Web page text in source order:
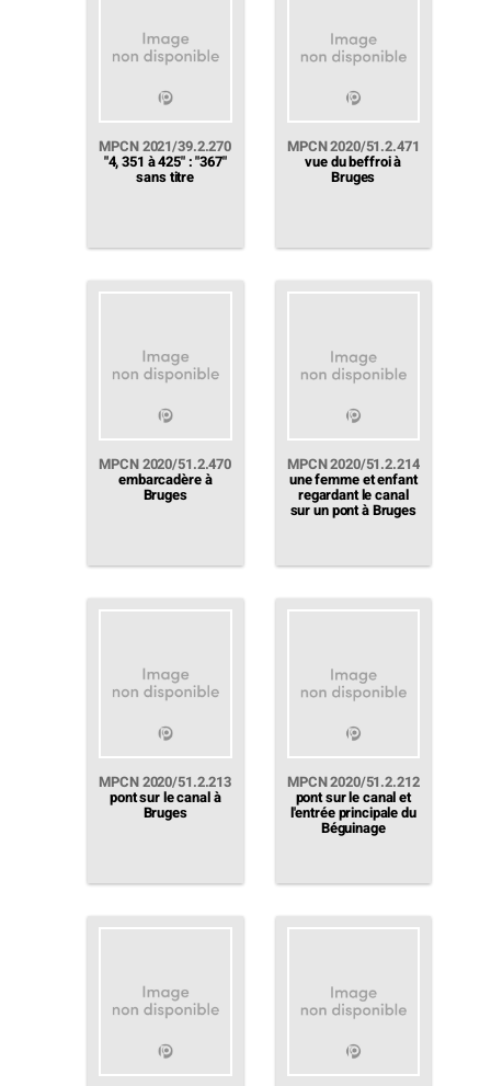
MPCN 2021/39.2.270
"4, 351 à 425" : "367"
sans titre
MPCN 2020/51.2.471
vue du beffroi à
Bruges
MPCN 2020/51.2.470
embarcadère à
Bruges
MPCN 2020/51.2.214
une femme et enfant
regardant le canal
sur un pont à Bruges
MPCN 2020/51.2.213
pont sur le canal à
Bruges
MPCN 2020/51.2.212
pont sur le canal et
l'entrée principale du
Béguinage